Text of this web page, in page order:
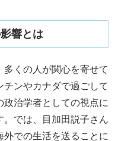
響とは
多くの人が関心を寄せて
ンやカナダで過ごして
治学者としての視点に
。では、目加田説子さん
での生活を送ることに